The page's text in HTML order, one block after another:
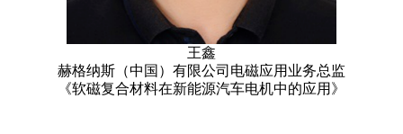
王鑫
赫格纳斯（中国）有限公司电磁应用业务总监
《软磁复合材料在新能源汽车电机中的应用》